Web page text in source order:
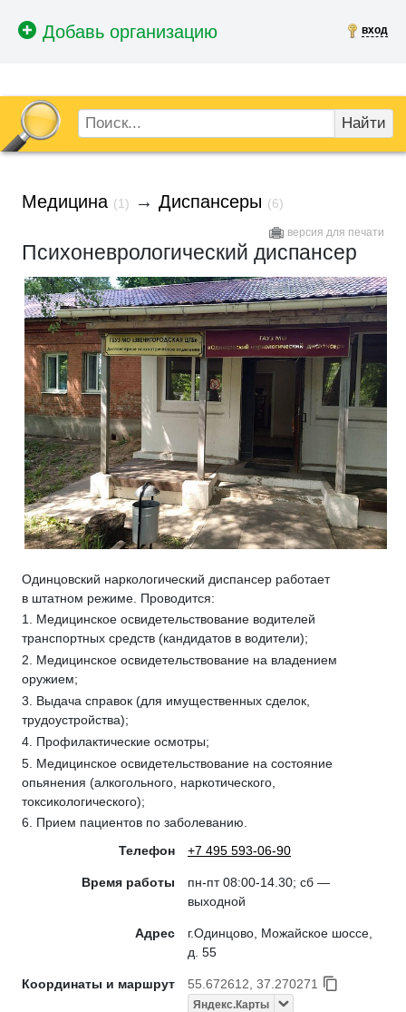
вход
Найти
Медицина (1) → Диспансеры (6)
версия для печати
Психоневрологический диспансер
Одинцовский наркологический диспансер работает
в штатном режиме. Проводится:
1. Медицинское освидетельствование водителей
транспортных средств (кандидатов в водители);
2. Медицинское освидетельствование на владением
оружием;
3. Выдача справок (для имущественных сделок,
трудоустройства);
4. Профилактические осмотры;
5. Медицинское освидетельствование на состояние
опьянения (алкогольного, наркотического,
токсикологического);
6. Прием пациентов по заболеванию.
Телефон
+7 495 593-06-90
Время работы
пн-пт 08:00-14.30; сб —
выходной
Адрес
г.Одинцово, Можайское шоссе,
д. 55
Координаты и маршрут 55.672612, 37.270271
Яндекс.Карты